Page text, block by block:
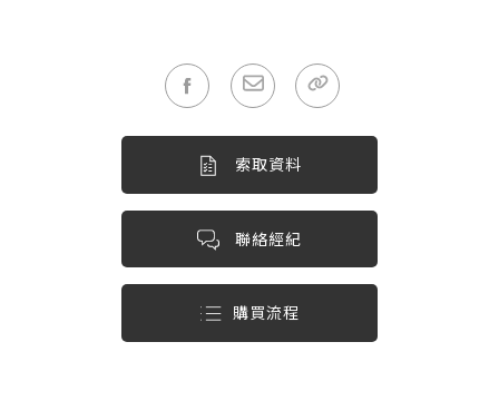
索取資料
聯絡經紀
購買流程